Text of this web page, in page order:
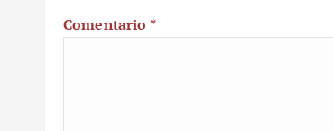
Comentario *